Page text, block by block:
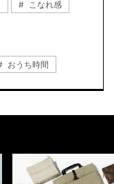
こなれ感
おうち時間